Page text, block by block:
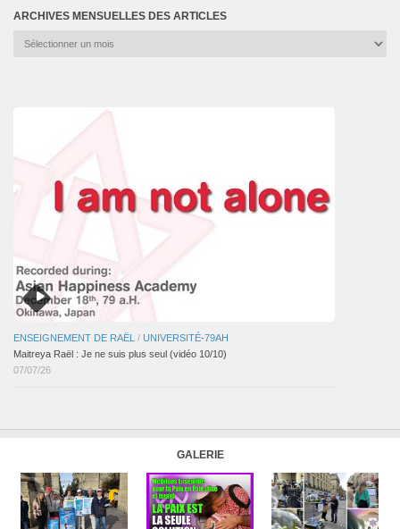
ARCHIVES MENSUELLES DES ARTICLES
Archives
ENSEIGNEMENT DE RAËL / UNIVERSITÉ-79AH
Maitreya Raël : Je ne suis plus seul (vidéo 10/10)
07/07/26
GALERIE